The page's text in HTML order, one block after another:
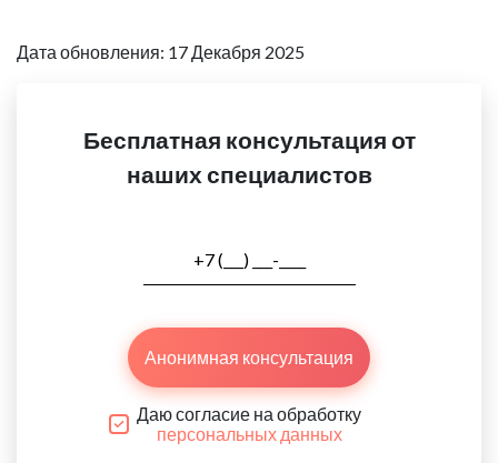
Дата обновления: 17 Декабря 2025
Бесплатная консультация от
наших специалистов
Анонимная консультация
Даю согласие на обработку
персональных данных